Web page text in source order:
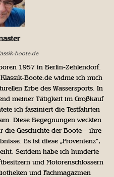
boote.de
1957 in Berlin-Zehlendorf.
Boote.de widme ich mich
Erbe des Wassersports. In
meiner Tätigkeit im Großkauf
ich fasziniert die Testfahrten
Diese Begegnungen weckten
Geschichte der Boote – ihre
Es ist diese „Provenienz“,
Seitdem habe ich hunderte
und Motorenschlossern
und Fachmagazinen